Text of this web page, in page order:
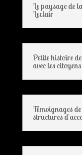
Le paysage de
Leclair
Petite histoire
avec les
Témoignages
structures